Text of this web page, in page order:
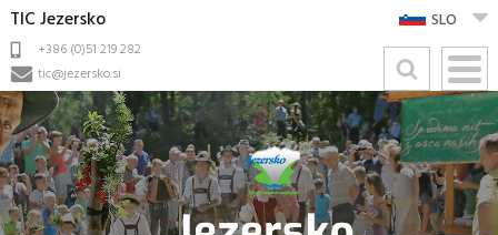
TIC Jezersko
+386 (0)51 219 282
tic@jezersko.si
SLO